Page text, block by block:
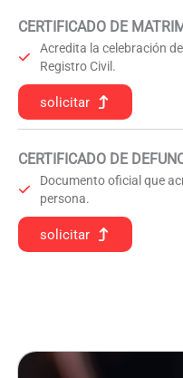
CERTIFICADO DE
Acredita la celebración
Registro Civil.
solicitar
CERTIFICADO DE
Documento oficial que
persona.
solicitar